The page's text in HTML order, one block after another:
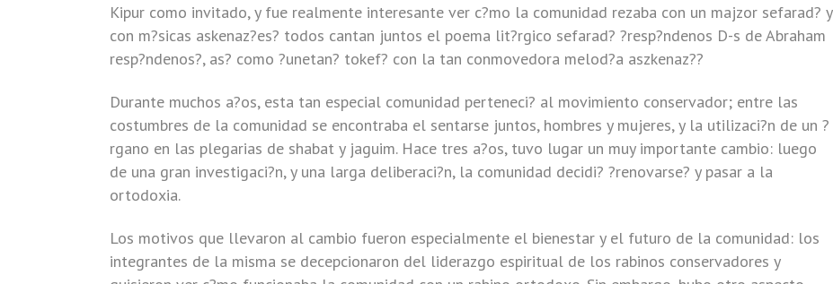
Kipur como invitado, y fue realmente interesante ver c?mo la comunidad rezaba con un majzor sefarad? y
con m?sicas askenaz?es? todos cantan juntos el poema lit?rgico sefarad? ?resp?ndenos D-s de Abraham
resp?ndenos?, as? como ?unetan? tokef? con la tan conmovedora melod?a aszkenaz??
Durante muchos a?os, esta tan especial comunidad perteneci? al movimiento conservador; entre las
costumbres de la comunidad se encontraba el sentarse juntos, hombres y mujeres, y la utilizaci?n de un ?
rgano en las plegarias de shabat y jaguim. Hace tres a?os, tuvo lugar un muy importante cambio: luego
de una gran investigaci?n, y una larga deliberaci?n, la comunidad decidi? ?renovarse? y pasar a la
ortodoxia.
Los motivos que llevaron al cambio fueron especialmente el bienestar y el futuro de la comunidad: los
integrantes de la misma se decepcionaron del liderazgo espiritual de los rabinos conservadores y